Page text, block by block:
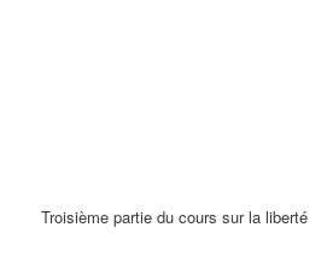
Troisième partie du cours sur la liberté